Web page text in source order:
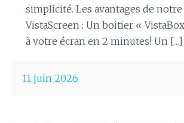
simplicité. Les avantages de
VistaScreen : Un boitier «
à votre écran en 2 minutes! Un […]
11 juin 2026